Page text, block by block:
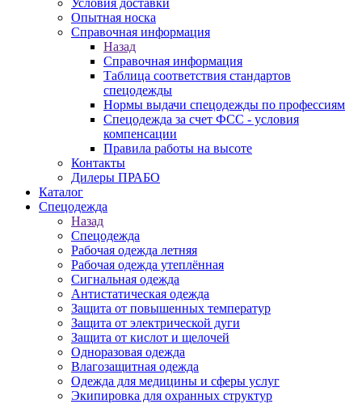
Условия доставки
Опытная носка
Справочная информация
Назад
Справочная информация
Таблица соответствия стандартов
спецодежды
Нормы выдачи спецодежды по профессиям
Спецодежда за счет ФСС - условия
компенсации
Правила работы на высоте
Контакты
Дилеры ПРАБО
Каталог
Спецодежда
Назад
Спецодежда
Рабочая одежда летняя
Рабочая одежда утеплённая
Сигнальная одежда
Антистатическая одежда
Защита от повышенных температур
Защита от электрической дуги
Защита от кислот и щелочей
Одноразовая одежда
Влагозащитная одежда
Одежда для медицины и сферы услуг
Экипировка для охранных структур